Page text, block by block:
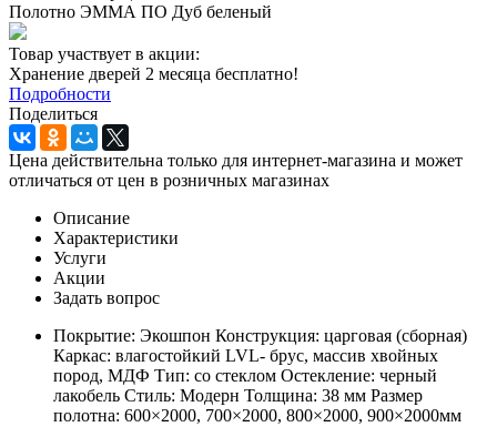
Полотно ЭММА ПО Дуб беленый
Товар участвует в акции:
Хранение дверей 2 месяца бесплатно!
Подробности
Поделиться
Цена действительна только для интернет-магазина и может
отличаться от цен в розничных магазинах
Описание
Характеристики
Услуги
Акции
Задать вопрос
Покрытие: Экошпон Конструкция: царговая (сборная)
Каркас: влагостойкий LVL- брус, массив хвойных
пород, МДФ Тип: со стеклом Остекление: черный
лакобель Стиль: Модерн Толщина: 38 мм Размер
полотна: 600×2000, 700×2000, 800×2000, 900×2000мм